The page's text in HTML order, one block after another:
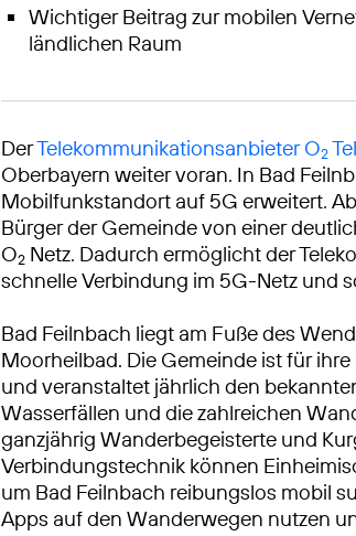
Wichtiger Beitrag zur mobilen
ländlichen Raum
DerTelekommunikationsanbieter O2
Oberbayern weiter voran. In Bad
Mobilfunkstandort auf 5G erweitert.
Bürger der Gemeinde von einer
O2 Netz. Dadurch ermöglicht der
schnelle Verbindung im 5G-Netz und
Bad Feilnbach liegt am Fuße des
Moorheilbad. Die Gemeinde ist für
und veranstaltet jährlich den
Wasserfällen und die zahlreichen
ganzjährig Wanderbegeisterte und
Verbindungstechnik können
um Bad Feilnbach reibungslos mobil
Apps auf den Wanderwegen nutzen